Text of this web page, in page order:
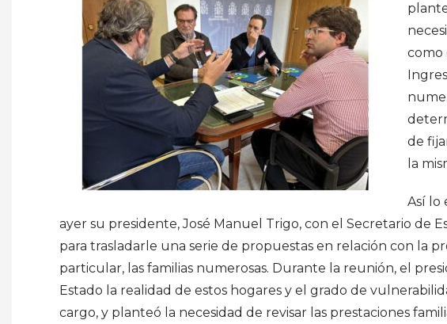
como
de
la
Así lo
ayer su presidente, José Manuel Trigo, con el Secretario de
para trasladarle una serie de propuestas en relación con la
particular, las familias numerosas. Durante la reunión, el
Estado la realidad de estos hogares y el grado de
cargo, y planteó la necesidad de revisar las prestaciones